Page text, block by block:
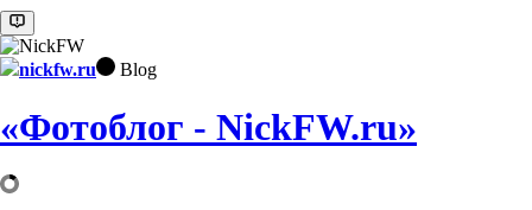
nickfw.ru Blog
«Фотоблог - NickFW.ru»